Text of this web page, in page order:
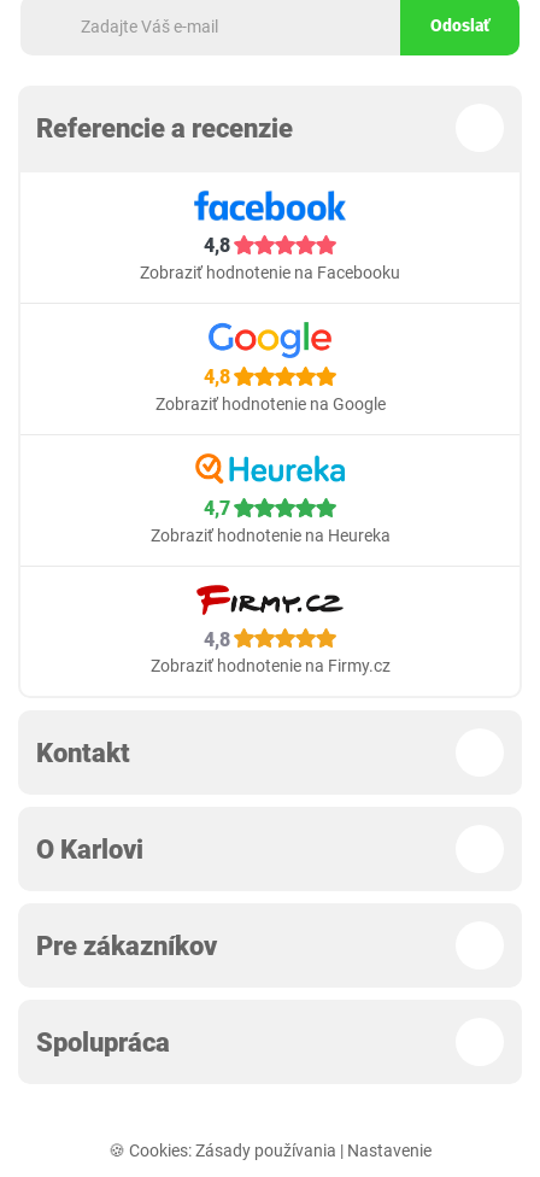
Odoslať
Referencie a recenzie
4,8
Zobraziť hodnotenie na Facebooku
4,8
Zobraziť hodnotenie na Google
4,7
Zobraziť hodnotenie na Heureka
4,8
Zobraziť hodnotenie na Firmy.cz
Kontakt
O Karlovi
Pre zákazníkov
Spolupráca
🍪 Cookies:Zásady používania | Nastavenie